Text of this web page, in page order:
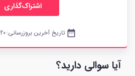
اشتراک‌گذاری
date_range تاریخ آخرین بروزرسانی:20 مرداد 1403
آیا سوالی دارید؟